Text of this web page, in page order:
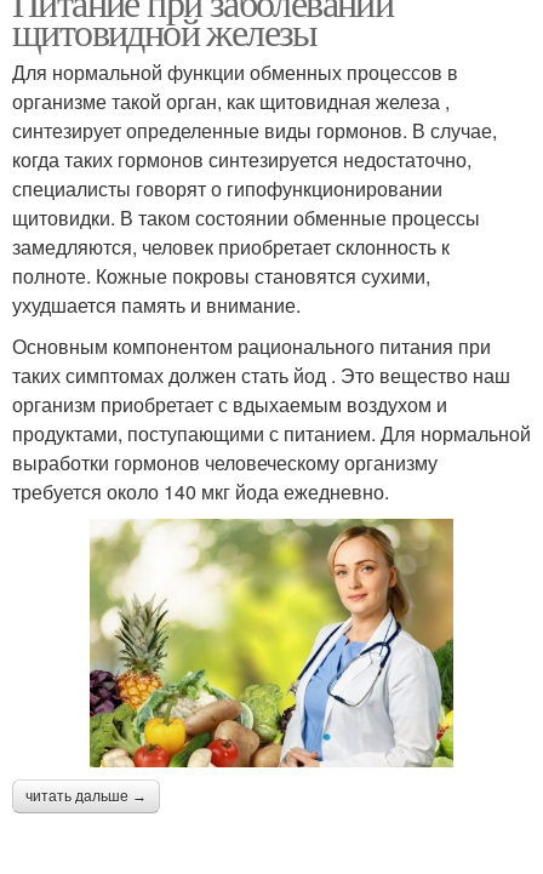
щитовидной железы
Для нормальной функции обменных процессов в
организме такой орган, как щитовидная железа ,
синтезирует определенные виды гормонов. В случае,
когда таких гормонов синтезируется недостаточно,
специалисты говорят о гипофункционировании
щитовидки. В таком состоянии обменные процессы
замедляются, человек приобретает склонность к
полноте. Кожные покровы становятся сухими,
ухудшается память и внимание.
Основным компонентом рационального питания при
таких симптомах должен стать йод . Это вещество наш
организм приобретает с вдыхаемым воздухом и
продуктами, поступающими с питанием. Для нормальной
выработки гормонов человеческому организму
требуется около 140 мкг йода ежедневно.
читать дальше →